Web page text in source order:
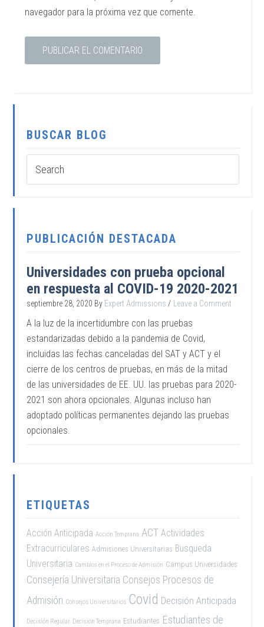
navegador para la próxima vez que comente.
BUSCAR BLOG
PUBLICACIÓN DESTACADA
Universidades con prueba opcional
en respuesta al COVID-19 2020-2021
septiembre 28, 2020 By Expert Admissions Leave a Comment
A la luz de la incertidumbre con las pruebas
estandarizadas debido a la pandemia de Covid,
incluidas las fechas canceladas del SAT y ACT y el
cierre de los centros de pruebas, en más de la mitad
de las universidades de EE. UU. las pruebas para 2020-
2021 son ahora opcionales. Algunas incluso han
adoptado políticas permanentes dejando las pruebas
opcionales.
ETIQUETAS
Acción Anticipada Acción Temprana ACT Actividades
Extracurriculares Admisiones Universitarias Busqueda
Universitaria Cambios en el Proceso de Admisión Campus Universidades
Consejería Universitaria Consejos Procesos de
Admisión Consejos Universitarios Covid Decisión Anticipada
Decisión Regular Decisión Temprana Estudiantes Estudiantes de